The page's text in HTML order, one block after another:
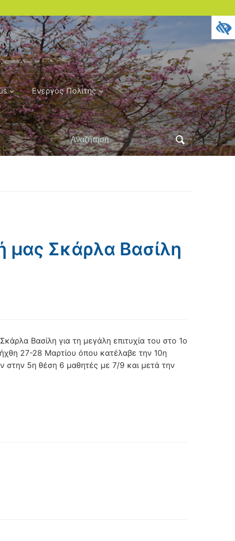
Ενεργός Πολίτης
Αναζήτηση
για:
μας Σκάρλα Βασίλη
Βασίλη για τη μεγάλη επιτυχία του στο 1ο
27-28 Μαρτίου όπου κατέλαβε την 10η
στην 5η θέση 6 μαθητές με 7/9 και μετά την